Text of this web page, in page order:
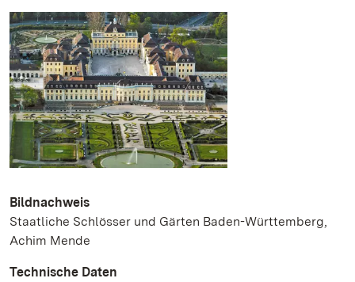
Bildnachweis
Staatliche Schlösser und Gärten Baden-Württemberg,
Achim Mende
Technische Daten